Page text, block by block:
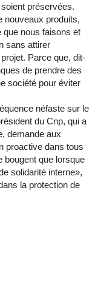
préservées.
nouveaux produits,
que nous faisons et
sans attirer
projet. Parce que, dit-
de prendre des
société pour éviter
néfaste sur le
du Cnp, qui a
demande aux
proactive dans tous
bougent que lorsque
solidarité interne»,
la protection de